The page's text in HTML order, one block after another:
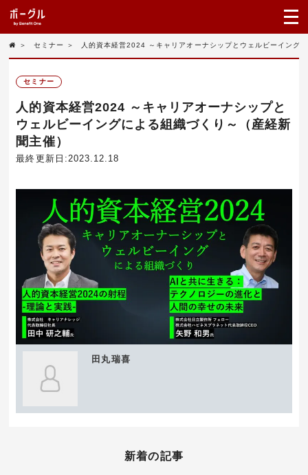
＞ セミナー ＞ 人的資本経営2024 ～キャリアオーナシップとウェルビーイング
セミナー
人的資本経営2024 ～キャリアオーナシップと
ウェルビーイングによる組織づくり～（産経新
聞主催）
最終更新日:2023.12.18
田丸瑞喜
新着の記事